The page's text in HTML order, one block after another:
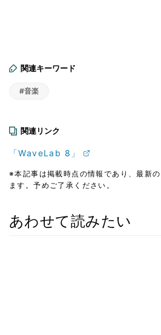
関連キーワード
#音楽
関連リンク
「WaveLab 8」
※本記事は掲載時点の情報であり、最新
ます。予めご了承ください。
あわせて読みたい